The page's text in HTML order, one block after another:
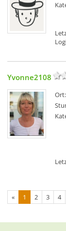
Yvonne2108
Ort:
« 1 2 3 4